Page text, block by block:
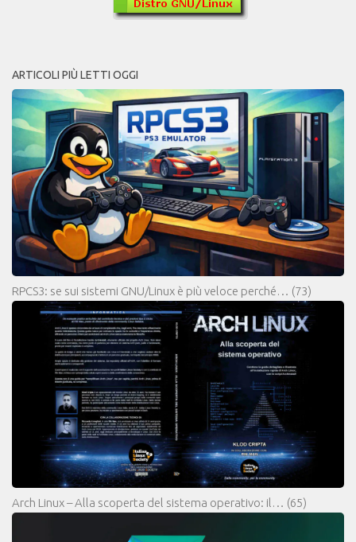
ARTICOLI PIÙ LETTI OGGI
RPCS3: se sui sistemi GNU/Linux è più veloce perché… (73)
Arch Linux – Alla scoperta del sistema operativo: il… (65)